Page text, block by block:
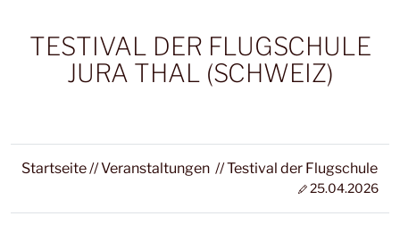
TESTIVAL DER FLUGSCHULE
JURA THAL (SCHWEIZ)
Startseite//Veranstaltungen //Testival der Flugschule
25.04.2026